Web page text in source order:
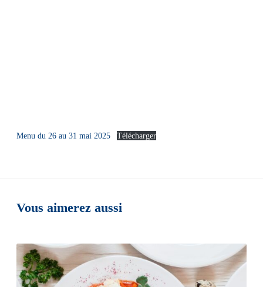
Menu du 26 au 31 mai 2025 Télécharger
Vous aimerez aussi